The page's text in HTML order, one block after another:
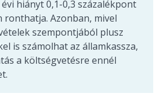
hiányt 0,1-0,3 százalékpont
Azonban, mivel
szempontjából plusz
is számolhat az államkassza,
a költségvetésre ennél